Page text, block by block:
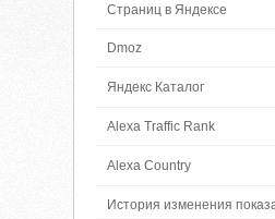
Страниц в Яндексе
Dmoz
Яндекс Каталог
Alexa Traffic Rank
Alexa Country
История изменения